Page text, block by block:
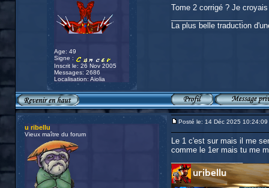
Age: 49
Signe :
Inscrit le: 26 Nov 2005
Messages: 2686
Localisation: Aiolia
Tome 2 corrigé ? Je
La plus belle traduction
u ribellu
Vieux maître du forum
Posté le: 14 Déc 2025 10:24:09
Le 1 c'est sur mais il me
comme le 1er mais tu me